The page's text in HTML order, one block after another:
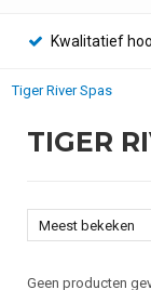
Kwalitatief
Tiger River Spas
TIGER
Meest bekeken
Geen producten